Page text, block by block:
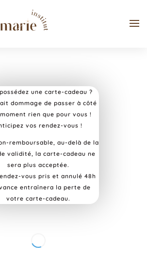
une carte-cadeau ?
dommage de passer à côté
moment rien que pour vous !
vos rendez-vous !
remboursable, au-delà de la
validité, la carte-cadeau ne
sera plus acceptée.
vous pris et annulé 48h
entraînera la perte de
votre carte-cadeau.